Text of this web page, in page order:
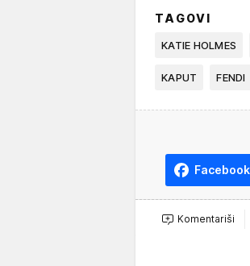
TAGOVI
KATIE HOLMES
KAPUT FENDI
Facebook
Komentariši